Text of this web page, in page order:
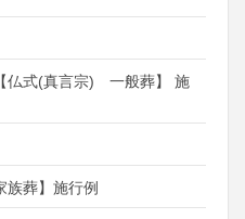
仏式(真言宗) 一般葬】 施
葬】施行例